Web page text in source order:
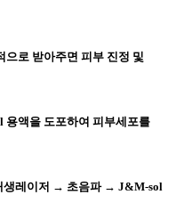
로 받아주면 피부 진정 및
용액을 도포하여 피부세포를
레이저 → 초음파 → J&M-sol